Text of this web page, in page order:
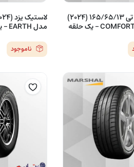
لاستیک جی تی 165/65/13 (2024)
مدل EARTH – یک حلقه
ناموجود